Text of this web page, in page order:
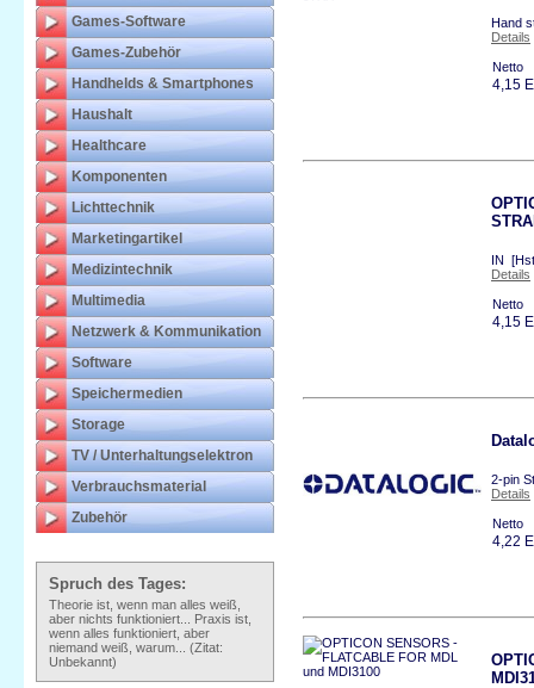
Hand
Details
Netto
4,15
IN
Details
Netto
4,15
2-pin
Details
Netto
4,22
Games-Software
Games-Zubehör
Handhelds & Smartphones
Haushalt
Healthcare
Komponenten
Lichttechnik
Marketingartikel
Medizintechnik
Multimedia
Netzwerk & Kommunikation
Software
Speichermedien
Storage
TV / Unterhaltungselektron
Verbrauchsmaterial
Zubehör
Spruch des Tages:
Theorie ist, wenn man alles weiß,
aber nichts funktioniert... Praxis ist,
wenn alles funktioniert, aber
niemand weiß, warum... (Zitat:
Unbekannt)